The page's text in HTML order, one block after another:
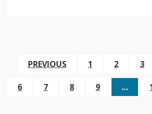
PREVIOUS 1 2 3
6 7 8 9 …